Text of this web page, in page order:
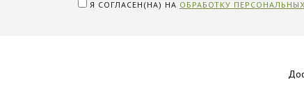
Я СОГЛАСЕН(НА) НА ОБРАБОТКУ